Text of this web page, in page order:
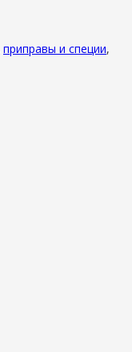
приправы и специи,